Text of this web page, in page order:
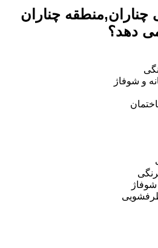
چناران
دهد؟
و شوفاژ
شوفاژ